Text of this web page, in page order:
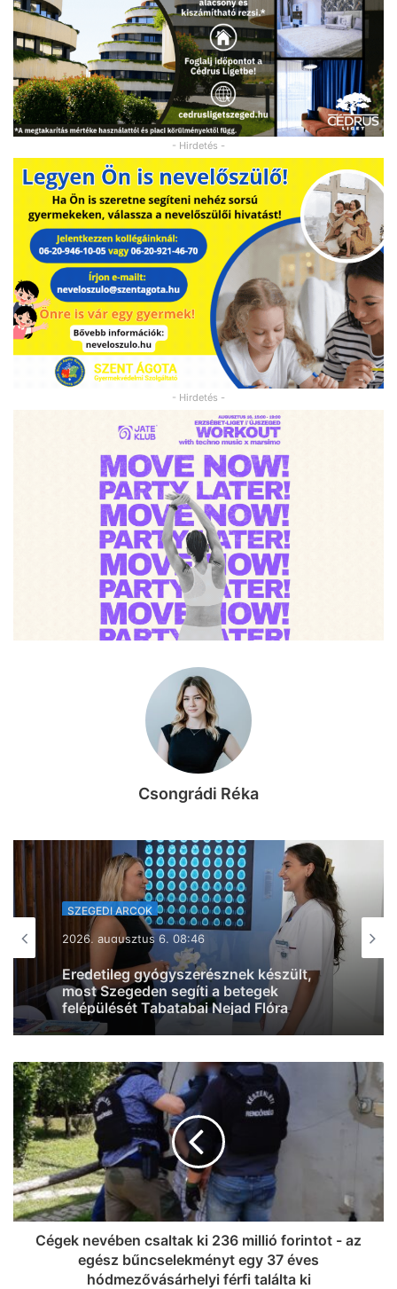
- Hirdetés -
- Hirdetés -
Csongrádi Réka
KIKAPCS
2026, augusztus 5. 18:57
Két nap, két világ: natúrborok és
specialty kávék várnak a hétvégén
Szegeden a Próbafülkében
Cégek nevében csaltak ki 236 millió forintot - az
egész bűncselekményt egy 37 éves
hódmezővásárhelyi férfi találta ki